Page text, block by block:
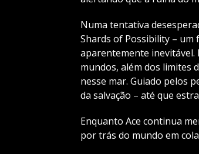
Numa tentativa
Shards of Possibility –
aparentemente inevitável.
mundos, além dos limites
nesse mar. Guiado pelos
da salvação – até que
Enquanto Ace continua
por trás do mundo em